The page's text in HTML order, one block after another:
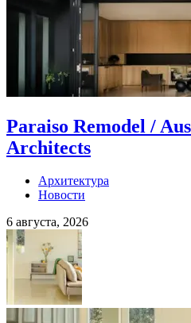
Paraiso Remodel /
Architects
Архитектура
Новости
6 августа, 2026